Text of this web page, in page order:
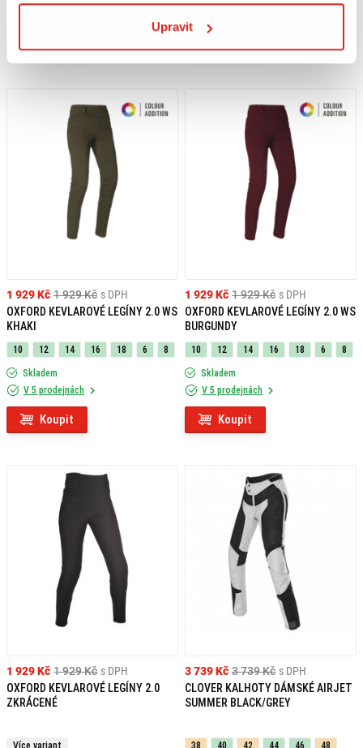
Upravit
1 929 Kč
1 929 Kč
s DPH
OXFORD KEVLAROVÉ LEGÍNY 2.0 WS
KHAKI
10 12 14 16 18 6 8
Skladem
V 5 prodejnách
Koupit
1 929 Kč
1 929 Kč
s DPH
OXFORD KEVLAROVÉ LEGÍNY 2.0 WS
BURGUNDY
10 12 14 16 18 6 8
Skladem
V 5 prodejnách
Koupit
1 929 Kč
1 929 Kč
s DPH
OXFORD KEVLAROVÉ LEGÍNY 2.0
ZKRÁCENÉ
Více variant
3 739 Kč
3 739 Kč
s DPH
CLOVER KALHOTY DÁMSKÉ AIRJET
SUMMER BLACK/GREY
38 40 42 44 46 48